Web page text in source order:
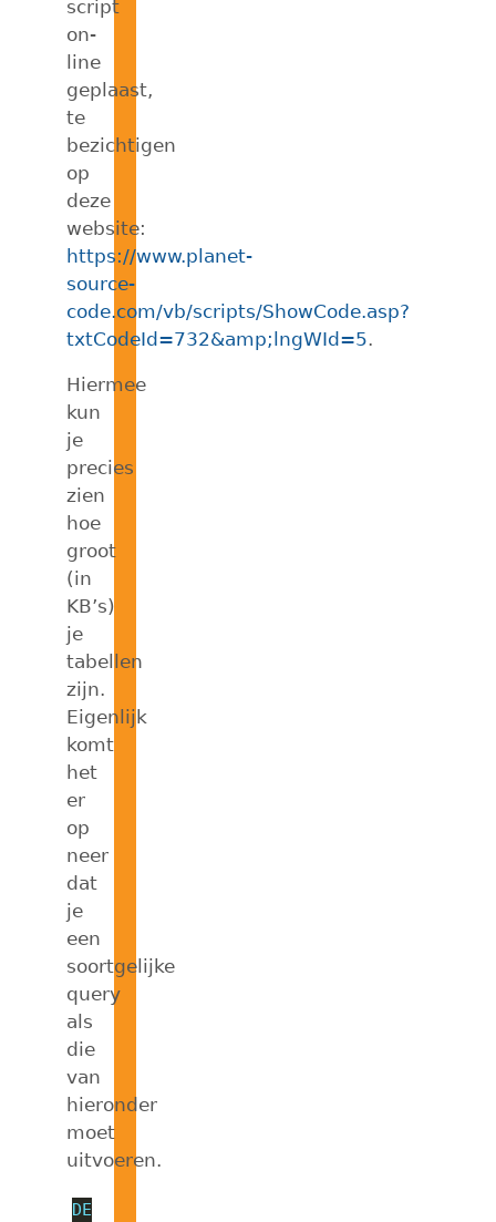
script
on-
line
geplaast,
te
bezichtigen
op
deze
website:
https://www.planet-
source-
code.com/vb/scripts/ShowCode.asp?
txtCodeId=732&amp;lngWId=5.
Hiermee
kun
je
precies
zien
hoe
groot
(in
KB’s)
je
tabellen
zijn.
Eigenlijk
komt
het
er
op
neer
dat
je
een
soortgelijke
query
als
die
van
hieronder
moet
uitvoeren.
DECLARE